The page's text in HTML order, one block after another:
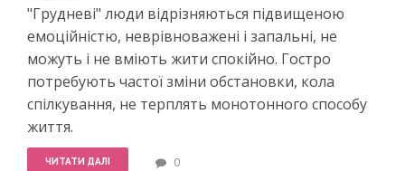
"Грудневі" люди відрізняються підвищеною
емоційністю, неврівноважені і запальні, не
можуть і не вміють жити спокійно. Гостро
потребують частої зміни обстановки, кола
спілкування, не терплять монотонного способу
життя.
ЧИТАТИ ДАЛІ 0